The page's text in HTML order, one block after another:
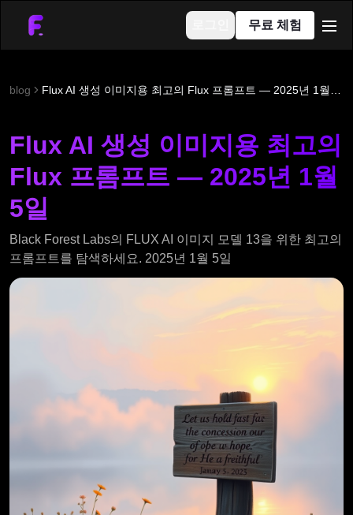
무료 체험
blog
Flux AI 생성 이미지용 최고의
Flux 프롬프트 — 2025년 1월
5일
Black Forest Labs의 FLUX AI 이미지 모델 13을 위한 최고의
프롬프트를 탐색하세요. 2025년 1월 5일